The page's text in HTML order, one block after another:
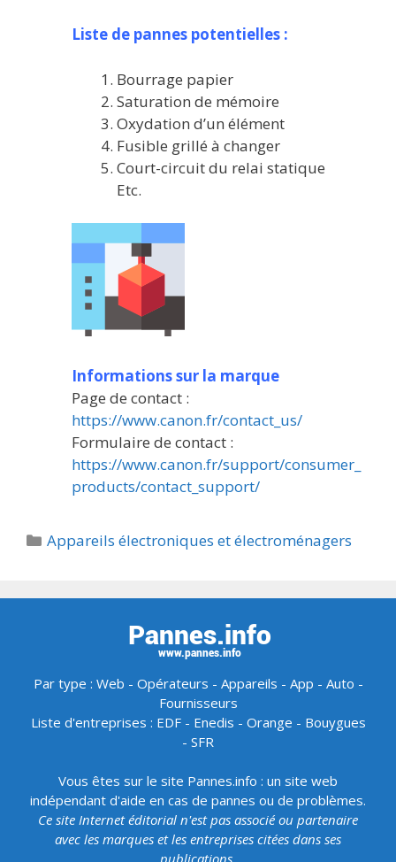
Liste de pannes potentielles :
Bourrage papier
Saturation de mémoire
Oxydation d’un élément
Fusible grillé à changer
Court-circuit du relai statique
Etc.
Informations sur la marque
Page de contact :
https://www.canon.fr/contact_us/
Formulaire de contact :
https://www.canon.fr/support/consumer_
products/contact_support/
Catégories
Appareils électroniques et électroménagers
Par type : Web - Opérateurs - Appareils - App - Auto -
Fournisseurs
Liste d'entreprises : EDF- Enedis - Orange - Bouygues
- SFR
Vous êtes sur le site Pannes.info : un site web
indépendant d'aide en cas de pannes ou de problèmes.
Ce site Internet éditorial n'est pas associé ou partenaire
avec les marques et les entreprises citées dans ses
publications.